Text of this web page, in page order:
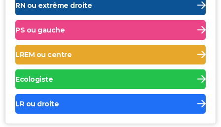
RN ou extrême droite
PS ou gauche
LREM ou centre
Ecologiste
LR ou droite